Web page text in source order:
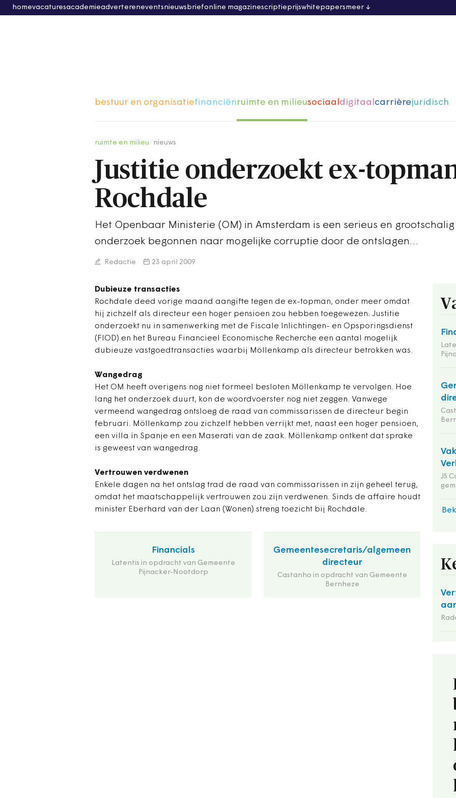
homevacaturesacademieadvertereneventsnieuwsbriefonline magazinescriptieprijswhitepapersmeer
bestuur en organisatiefinanciënruimte en milieusociaaldigitaalcarrièrejuridisch
ruimte en milieu nieuws
Justitie onderzoekt ex-
Rochdale
Het Openbaar Ministerie (OM) in Amsterdam is een serieus en grootschalig
onderzoek begonnen naar mogelijke corruptie door de ontslagen…
Redactie 23 april 2009
Dubieuze transacties
Rochdale deed vorige maand aangifte tegen de ex-topman, onder meer omdat
hij zichzelf als directeur een hoger pensioen zou hebben toegewezen. Justitie
onderzoekt nu in samenwerking met de Fiscale Inlichtingen- en Opsporingsdienst
(FIOD) en het Bureau Financieel Economische Recherche een aantal mogelijk
dubieuze vastgoedtransacties waarbij Möllenkamp als directeur betrokken was.
Wangedrag
Het OM heeft overigens nog niet formeel besloten Möllenkamp te vervolgen. Hoe
lang het onderzoek duurt, kon de woordvoerster nog niet zeggen. Vanwege
vermeend wangedrag ontsloeg de raad van commissarissen de directeur begin
februari. Möllenkamp zou zichzelf hebben verrijkt met, naast een hoger pensioen,
een villa in Spanje en een Maserati van de zaak. Möllenkamp ontkent dat sprake
is geweest van wangedrag.
Vertrouwen verdwenen
Enkele dagen na het ontslag trad de raad van commissarissen in zijn geheel terug,
omdat het maatschappelijk vertrouwen zou zijn verdwenen. Sinds de affaire houdt
minister Eberhard van der Laan (Wonen) streng toezicht bij Rochdale.
Financials
Latentis in opdracht van Gemeente
Pijnacker-Nootdorp
Gemeentesecretaris/algemeen
directeur
Castanho in opdracht van Gemeente
Bernheze
JS